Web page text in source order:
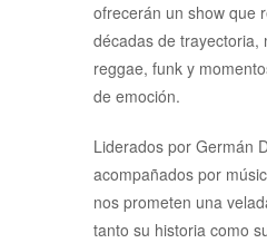
ofrecerán un show que
décadas de trayectoria,
reggae, funk y
de emoción.
Liderados por Germán
acompañados por
nos prometen una
tanto su historia como